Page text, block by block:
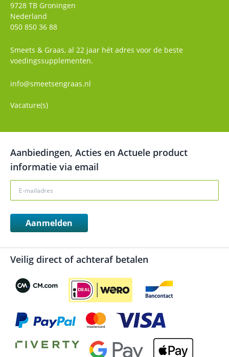
9728 TB Groningen
Nederland
050 850 36 88
Smeets & Graas, al 22 jaar hét adres voor de beste
voedingssupplementen.
info@smeetsengraas.nl
Vacature(s)
Aanbiedingen, Acties en Actuele product
informatie via email
Aanmelden
Veilig direct of achteraf betalen